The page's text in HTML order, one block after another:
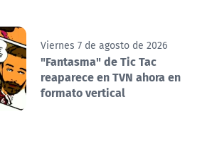
Viernes 7 de agosto de 2026
"Fantasma" de Tic Tac
reaparece en TVN ahora en
formato vertical